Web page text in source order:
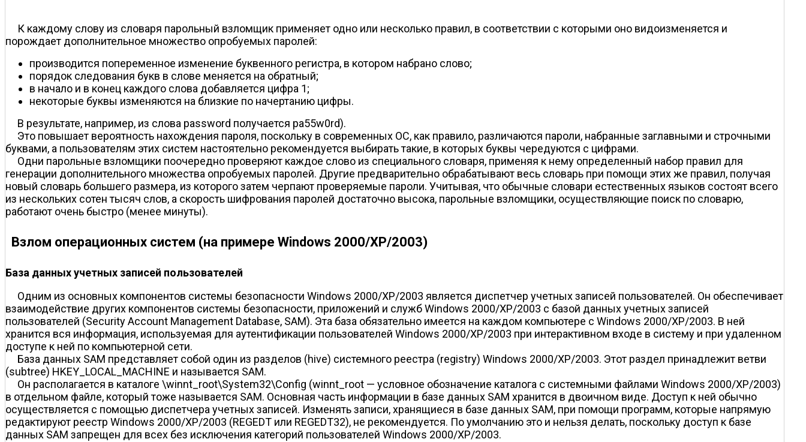
К каждому слову из словаря парольный взломщик применяет одно или несколько правил, в соответствии с которыми оно видоизменяется и
порождает дополнительное множество опробуемых паролей:
производится попеременное изменение буквенного регистра, в котором набрано слово;
порядок следования букв в слове меняется на обратный;
в начало и в конец каждого слова добавляется цифра 1;
некоторые буквы изменяются на близкие по начертанию цифры.
В результате, например, из слова password получается pa55w0rd).
Это повышает вероятность нахождения пароля, поскольку в современных ОС, как правило, различаются пароли, набранные заглавными и строчными
буквами, а пользователям этих систем настоятельно рекомендуется выбирать такие, в которых буквы чередуются с цифрами.
Одни парольные взломщики поочередно проверяют каждое слово из специального словаря, применяя к нему определенный набор правил для
генерации дополнительного множества опробуемых паролей. Другие предварительно обрабатывают весь словарь при помощи этих же правил, получая
новый словарь большего размера, из которого затем черпают проверяемые пароли. Учитывая, что обычные словари естественных языков состоят всего
из нескольких сотен тысяч слов, а скорость шифрования паролей достаточно высока, парольные взломщики, осуществляющие поиск по словарю,
работают очень быстро (менее минуты).
Взлом операционных систем (на примере Windows 2000/XP/2003)
База данных учетных записей пользователей
Одним из основных компонентов системы безопасности Windows 2000/XP/2003 является диспетчер учетных записей пользователей. Он обеспечивает
взаимодействие других компонентов системы безопасности, приложений и служб Windows 2000/XP/2003 с базой данных учетных записей
пользователей (Security Account Management Database, SAM). Эта база обязательно имеется на каждом компьютере с Windows 2000/XP/2003. В ней
хранится вся информация, используемая для аутентификации пользователей Windows 2000/XP/2003 при интерактивном входе в систему и при удаленном
доступе к ней по компьютерной сети.
База данных SAM представляет собой один из разделов (hive) системного реестра (registry) Windows 2000/XP/2003. Этот раздел принадлежит ветви
(subtree) HKEY_LOCAL_MACHINE и называется SAM.
Он располагается в каталоге \winnt_root\System32\Config (winnt_root — условное обозначение каталога с системными файлами Windows 2000/XP/2003)
в отдельном файле, который тоже называется SAM. Основная часть информации в базе данных SAM хранится в двоичном виде. Доступ к ней обычно
осуществляется с помощью диспетчера учетных записей. Изменять записи, хранящиеся в базе данных SAM, при помощи программ, которые напрямую
редактируют реестр Windows 2000/XP/2003 (REGEDT или REGEDT32), не рекомендуется. По умолчанию это и нельзя делать, поскольку доступ к базе
данных SAM запрещен для всех без исключения категорий пользователей Windows 2000/XP/2003.